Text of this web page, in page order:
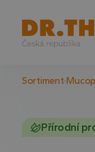
Sortiment
Přírodní